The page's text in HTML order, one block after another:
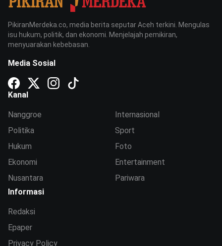
PikiranMerdeka.co, media berita seputar Aceh terkini. Mengulas
isu hukum, politik, dan ekonomi. Menjelajah pemikiran,
menyuarakan kebebasan.
Media Sosial
Kanal
Nanggroe
Politika
Hukum
Ekonomi
Nusantara
Internasional
Sport
Foto
Entertainment
Pariwara
Informasi
Redaksi
Epaper
Privacy Policy